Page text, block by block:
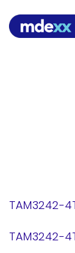
TAM3242-
TAM3242-